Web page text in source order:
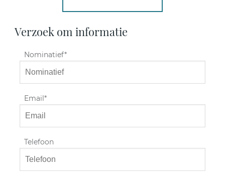
Verzoek om informatie
Nominatief
Email
Telefoon